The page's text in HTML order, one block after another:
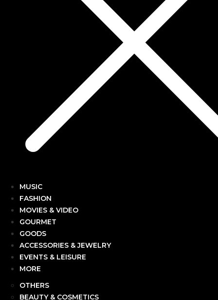
MUSIC
FASHION
MOVIES & VIDEO
GOURMET
GOODS
ACCESSORIES & JEWELRY
EVENTS & LEISURE
MORE
OTHERS
BEAUTY & COSMETICS